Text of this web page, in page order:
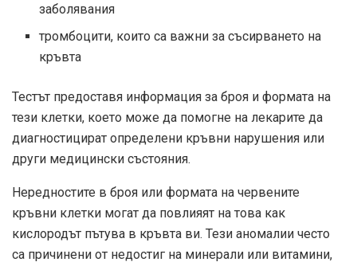
заболявания
тромбоцити, които са важни за съсирването на
кръвта
Тестът предоставя информация за броя и формата на
тези клетки, което може да помогне на лекарите да
диагностицират определени кръвни нарушения или
други медицински състояния.
Нередностите в броя или формата на червените
кръвни клетки могат да повлияят на това как
кислородът пътува в кръвта ви. Тези аномалии често
са причинени от недостиг на минерали или витамини,